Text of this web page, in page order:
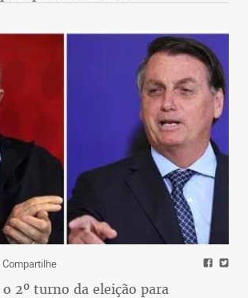
Compartilhe
2º turno da eleição para